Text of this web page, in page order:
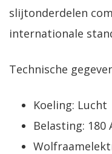
slijtonderdelen
internationale
Technische
Koeling: Lucht
Belasting: 180